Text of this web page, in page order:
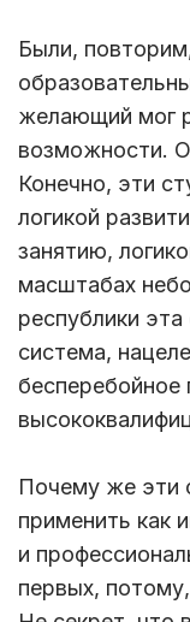
Были,
желающий мог
возможности.
Конечно, эти
логикой
занятию,
масштабах
республики эта
система,
бесперебойное
Почему же эти
применить как
и
первых,